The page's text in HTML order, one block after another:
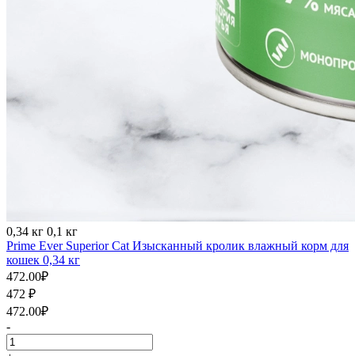
0,34 кг 0,1 кг
Prime Ever Superior Cat Изысканный кролик влажный корм для
кошек 0,34 кг
472.00₽
472 ₽
472.00₽
-